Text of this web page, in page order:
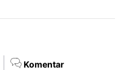
Komentar